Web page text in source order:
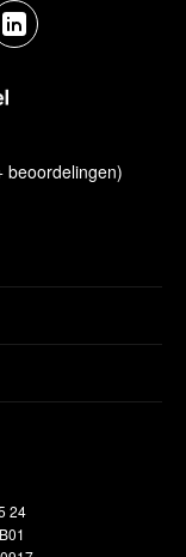
beoordelingen)
24